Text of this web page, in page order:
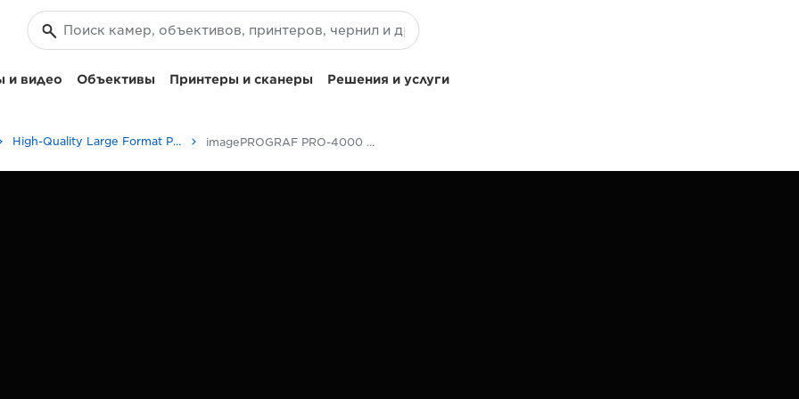
и видео Объективы Принтеры и сканеры Решения и услуги
High-Quality Large Format Printers for CAD/GIS and Stunning Graphics imagePROGRAF PRO-4000 - Принтеры и факсимильные аппараты для бизнеса